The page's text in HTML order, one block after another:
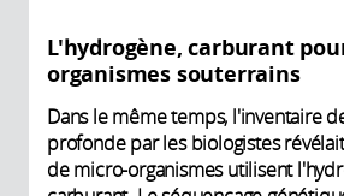
L'hydrogène, carburant
organismes souterrains
Dans le même temps, l'inventaire
profonde par les biologistes
de micro-organismes utilisent